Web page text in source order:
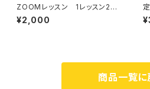
ZOOMレッスン 1レッスン200
0円/30分
¥2,000
商品一覧に